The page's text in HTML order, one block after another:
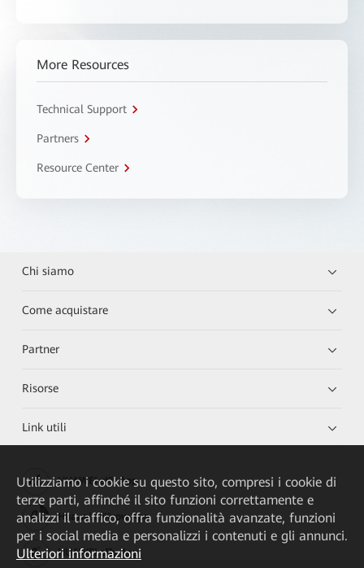
More Resources
Technical Support
Partners
Resource Center
Chi siamo
Come acquistare
Partner
Risorse
Link utili
HUAWEI eKit App
Huawei HiKnow App
HUAWEI eFly App
Utilizziamo i cookie su questo sito, compresi i cookie di
terze parti, affinché il sito funzioni correttamente e
analizzi il traffico, offra funzionalità avanzate, funzioni
per i social media e personalizzi i contenuti e gli annunci.
Ulteriori informazioni